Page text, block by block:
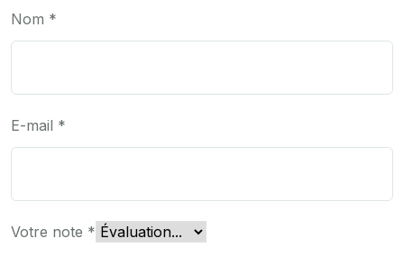
Nom *
E-mail *
Votre note *